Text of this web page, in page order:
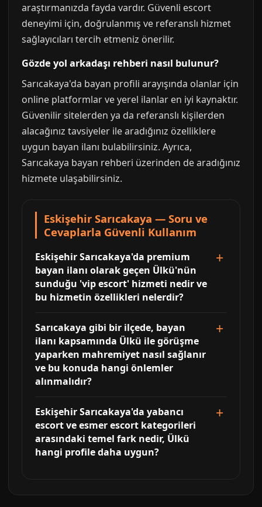
araştırmanızda fayda vardır. Güvenli escort
deneyimi için, doğrulanmış ve referanslı hizmet
sağlayıcıları tercih etmeniz önerilir.
Gözde yol arkadaşı rehberi nasıl bulunur?
Sarıcakaya'da bayan profili arayışında olanlar için
online platformlar ve yerel ilanlar en iyi kaynaktır.
Güvenilir sitelerden ya da referanslı kişilerden
alacağınız tavsiyeler ile aradığınız özelliklere
uygun bayan ilanı bulabilirsiniz. Ayrıca,
Sarıcakaya bayan rehberi üzerinden de aradığınız
hizmete ulaşabilirsiniz.
Eskişehir Sarıcakaya — Soru ve
Cevaplarla Güvenli Kullanım
Eskişehir Sarıcakaya'da premium
bayan ilanı olarak geçen Ülkü'nün
sunduğu 'vip escort' hizmeti nedir ve
bu hizmetin özellikleri nelerdir?
Sarıcakaya gibi bir ilçede, bayan
ilanı kapsamında Ülkü ile görüşme
yaparken mahremiyet nasıl sağlanır
ve bu konuda hangi önlemler
alınmalıdır?
Eskişehir Sarıcakaya'da yabancı
escort ve esmer escort kategorileri
arasındaki temel fark nedir, Ülkü
hangi profile daha uygun?